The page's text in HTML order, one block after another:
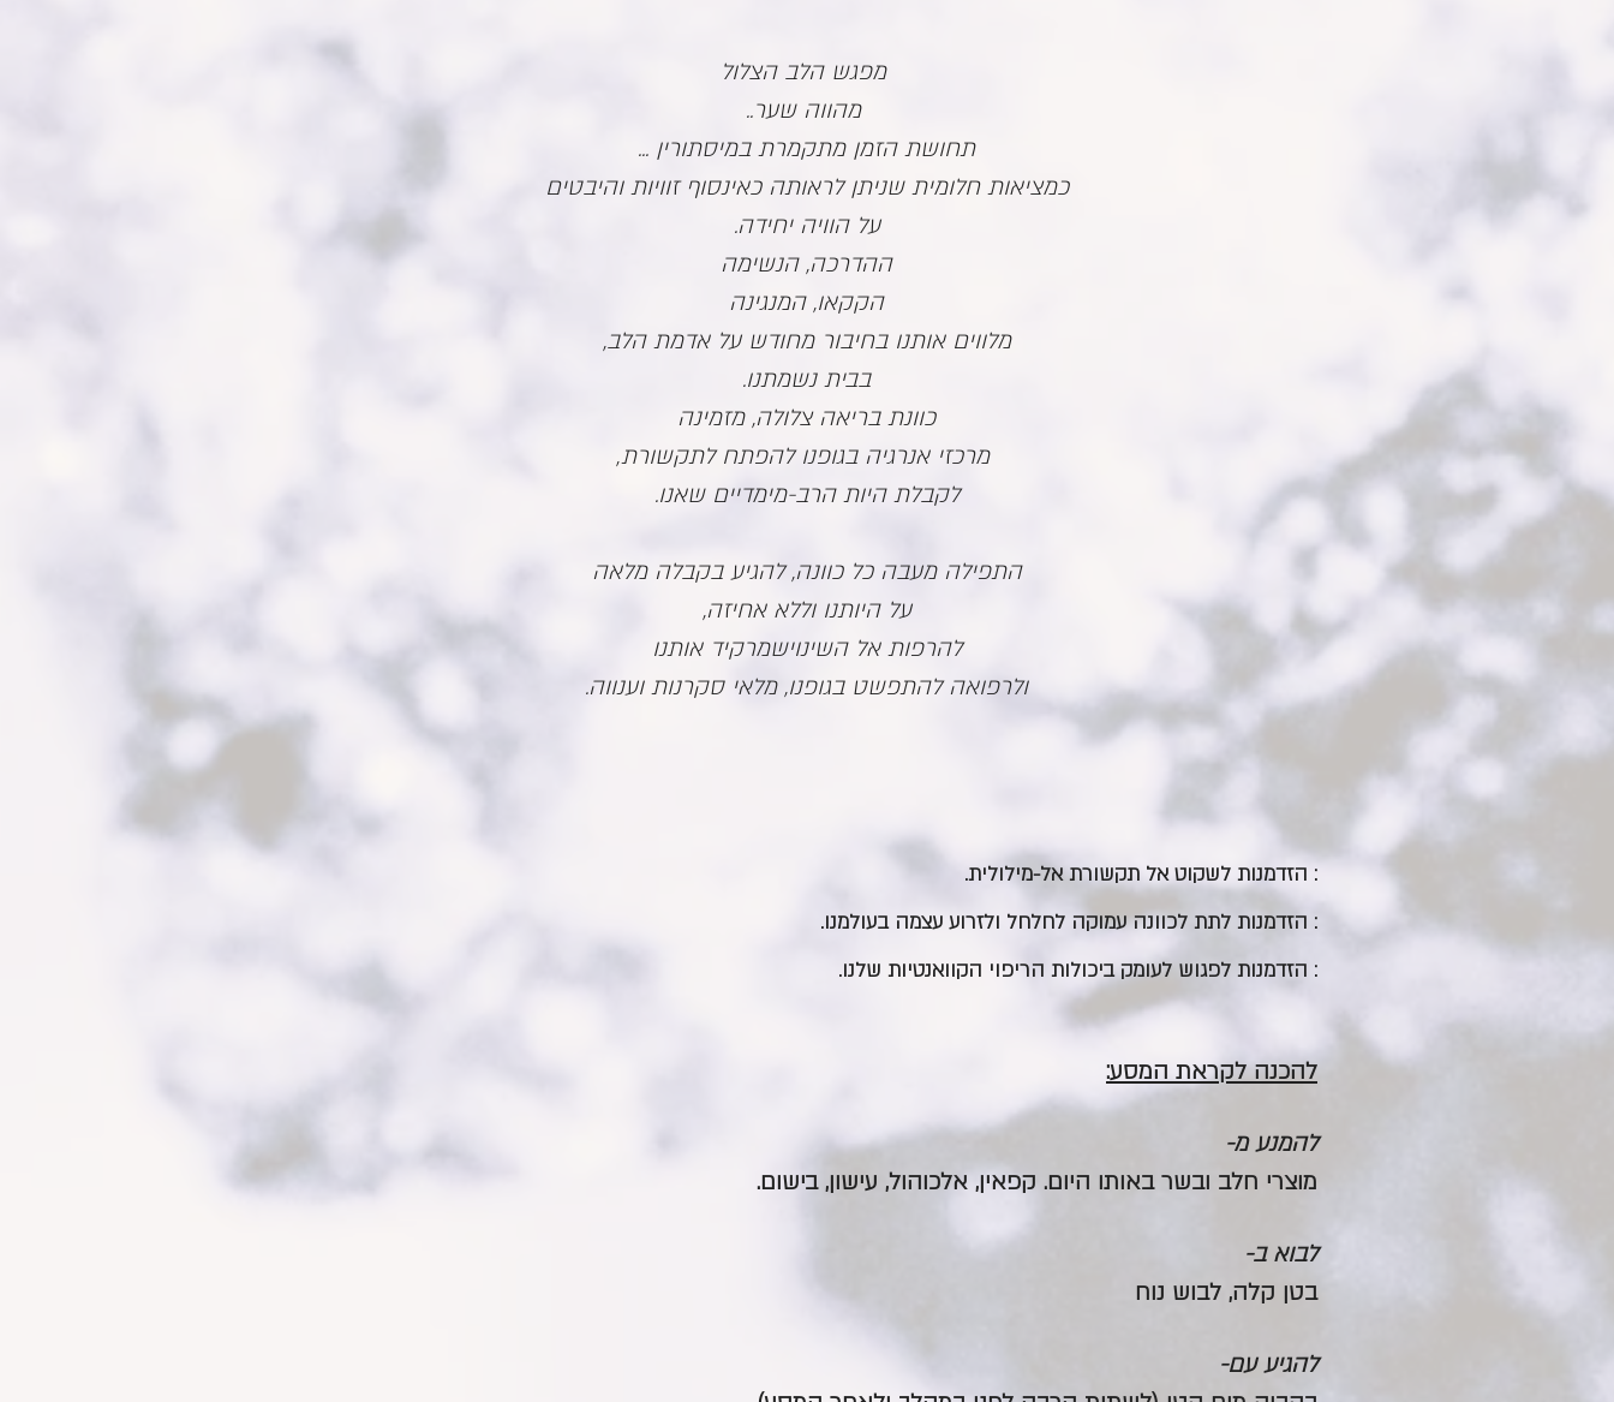
מפגש הלב הצלול
מהווה שער..
תחושת הזמן מתקמרת במיסתורין ...
כמציאות חלומית שניתן לראותה כאינסוף זוויות והיבטים
על הוויה יחידה.
ההדרכה, הנשימה
הקקאו, המנגינה
מלווים אותנו בחיבור מחודש על אדמת הלב,
בבית נשמתנו.
כוונת בריאה צלולה, מזמינה
מרכזי אנרגיה בגופנו להפתח לתקשורת,
לקבלת היות הרב-מימדיים שאנו.
התפילה מעבה כל כוונה, להגיע בקבלה מלאה
על היותנו וללא אחיזה,
להרפות אל השינוישמרקיד אותנו
ולרפואה להתפשט בגופנו, מלאי סקרנות וענווה.
: הזדמנות לשקוט אל תקשורת אל-מילולית.
: הזדמנות לתת לכוונה עמוקה לחלחל ולזרוע עצמה בעולמנו.
: הזדמנות לפגוש לעומק ביכולות הריפוי הקוואנטיות שלנו.
להכנה לקראת המסע:
להמנע מ-
מוצרי חלב ובשר באותו היום. קפאין, אלכוהול, עישון, בישום.
לבוא ב-
בטן קלה, לבוש נוח
להגיע עם-